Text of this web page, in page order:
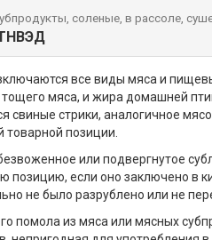
соленые, в рассоле,
все виды мяса и
тощего мяса, и жира домашней
свиные стрики, аналогичное
позиции.
или подвергнутое
позицию, если оно заключено в
не было разрублено или не
помола из мяса или мясных